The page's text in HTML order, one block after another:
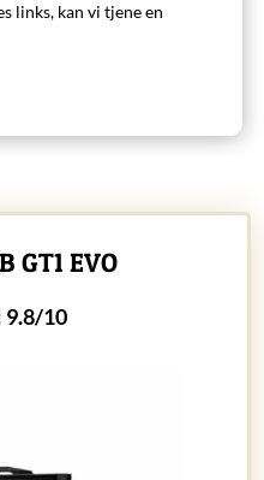
links, kan vi tjene en
GT1 EVO
9.8/10